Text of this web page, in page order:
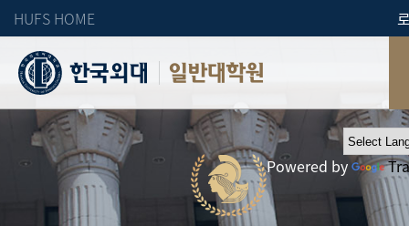
HUFS HOME
일반대학원
Powered by